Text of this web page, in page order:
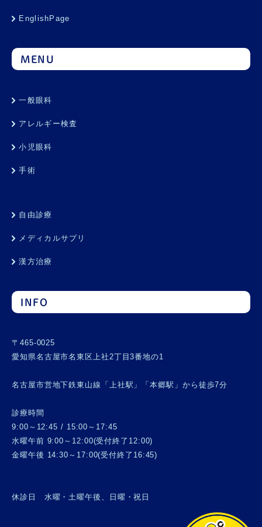
EnglishPage
MENU
一般眼科
アレルギー検査
小児眼科
手術
自由診療
メディカルサプリ
漢方治療
INFO
〒465-0025
愛知県名古屋市名東区上社2丁目3番地の1
名古屋市営地下鉄東山線「上社駅」「本郷駅」から徒歩7分
診療時間
9:00～12:45 / 15:00～17:45
水曜午前 9:00～12:00(受付終了12:00)
金曜午後 14:30～17:00(受付終了16:45)
休診日 水曜・土曜午後、日曜・祝日